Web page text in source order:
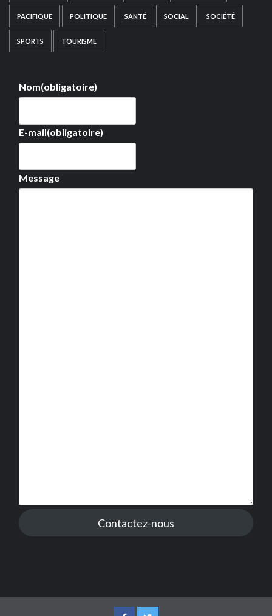
PACIFIQUE POLITIQUE SANTÉ SOCIAL SOCIÉTÉ
SPORTS TOURISME
Nom(obligatoire)
E-mail(obligatoire)
Message
Contactez-nous